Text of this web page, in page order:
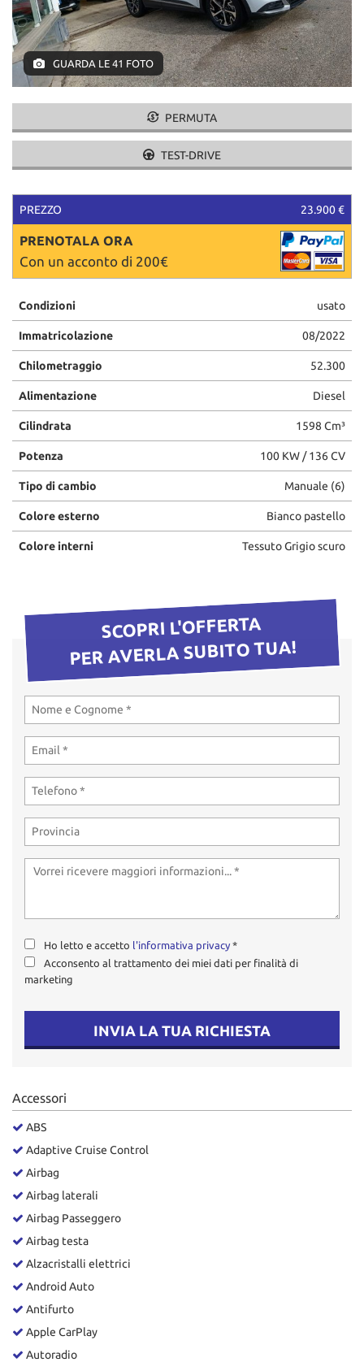
GUARDA LE 41 FOTO
PERMUTA
TEST-DRIVE
PREZZO 23.900 €
PRENOTALA ORA
Con un acconto di 200€
Condizioni usato
Immatricolazione 08/2022
Chilometraggio 52.300
Alimentazione Diesel
Cilindrata 1598 Cm³
Potenza 100 KW / 136 CV
Tipo di cambio Manuale (6)
Colore esterno Bianco pastello
Colore interni Tessuto Grigio scuro
SCOPRI L'OFFERTA
PER AVERLA SUBITO TUA!
Ho letto e accetto l'informativa privacy *
Acconsento al trattamento dei miei dati per finalità di
marketing
INVIA LA TUA RICHIESTA
Accessori
ABS
Adaptive Cruise Control
Airbag
Airbag laterali
Airbag Passeggero
Airbag testa
Alzacristalli elettrici
Android Auto
Antifurto
Apple CarPlay
Autoradio
tracciamento
che
adottiamo
per
offrire
le
funzionalità
svolgere
attività
descritte.
Per
ottenere
maggiori
informazioni
sull'utilità
e
sul
di
questi
strumenti
di
tracciamento
si
rimanda
cookie
policy.
rivedere
scelte
in
qualsiasi
momento.
Cookie delle preferenze
Cookie di marketing
cookie
Salva
impostazioni